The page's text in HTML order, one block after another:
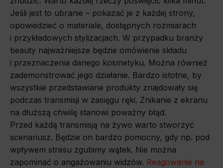
Jeśli jest to ubranie – pokazać je z każdej strony,
opowiedzieć o materiale, dostępnych rozmiarach
i przykładowych stylizacjach. W przypadku branży
beauty najważniejsze będzie omówienie składu
i przeznaczenia danego kosmetyku. Można również
zademonstrować jego działanie. Bardzo istotne, by
wszystkie przedstawiane produkty znajdowały się
podczas transmisji w zasięgu ręki. Znikanie z ekranu
na dłuższą chwilę stanowi poważny błąd.
Przed każdą transmisją na żywo warto stworzyć
scenariusz. Będzie on bardzo pomocny, gdy np. pod
wpływem stresu zgubimy wątek. Nie można
zapominać o angażowaniu widzów. Reagowanie na